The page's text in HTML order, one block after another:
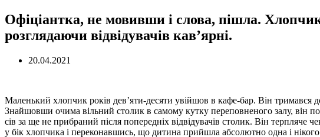
Офіціантка, не мовивши і слова, пішла.
розглядаючи відвідувачів кав’ярні.
20.04.2021
Маленький хлопчик років дев’яти-десяти увійшов в кафе-бар. Він тримався
Знайшовши очима вільний столик в самому кутку переповненого залу, він
сів за ще не прибраний після попередніх відвідувачів столик. Він терпляче
у бік хлопчика і переконавшись, що дитина прийшла абсолютно одна і